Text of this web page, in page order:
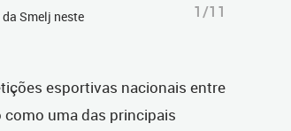
Smelj neste
1/11
esportivas nacionais entre
uma das principais